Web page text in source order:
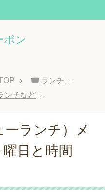
ポン
ランチ
ンチなど
ランチ）メ
日と時間